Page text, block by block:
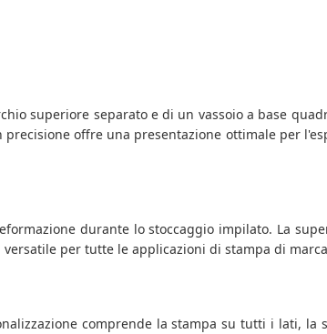
superiore separato e di un vassoio a base
offre una presentazione ottimale per
durante lo stoccaggio impilato. La
per tutte le applicazioni di stampa di
comprende la stampa su tutti i lati, la